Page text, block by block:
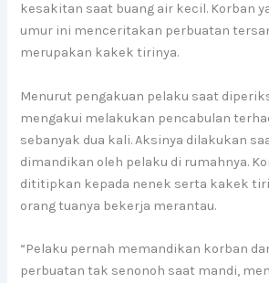
kesakitan saat buang air kecil. Korban
umur ini menceritakan perbuatan
merupakan kakek tirinya.
Menurut pengakuan pelaku saat
mengakui melakukan pencabulan
sebanyak dua kali. Aksinya dilakukan
dimandikan oleh pelaku di rumahnya.
dititipkan kepada nenek serta kakek
orang tuanya bekerja merantau.
“Pelaku pernah memandikan korban
perbuatan tak senonoh saat mandi,